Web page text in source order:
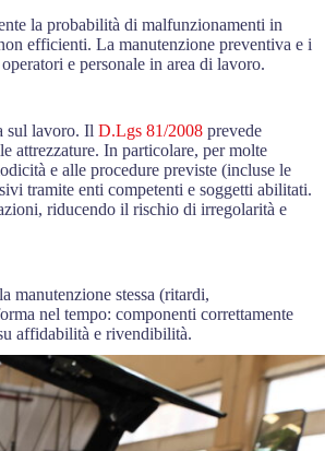
la probabilità di malfunzionamenti in
efficienti. La manutenzione preventiva e i
e personale in area di lavoro.
sul lavoro. Il D.Lgs 81/2008 prevede
attrezzature. In particolare, per molte
e alle procedure previste (incluse le
tramite enti competenti e soggetti abilitati.
riducendo il rischio di irregolarità e
manutenzione stessa (ritardi,
nel tempo: componenti correttamente
affidabilità e rivendibilità.